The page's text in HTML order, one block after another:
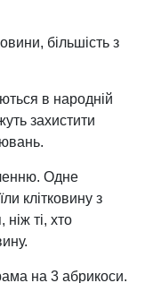
більшість з
в народній
захистити
Одне
клітковину з
ті, хто
на 3 абрикоси.